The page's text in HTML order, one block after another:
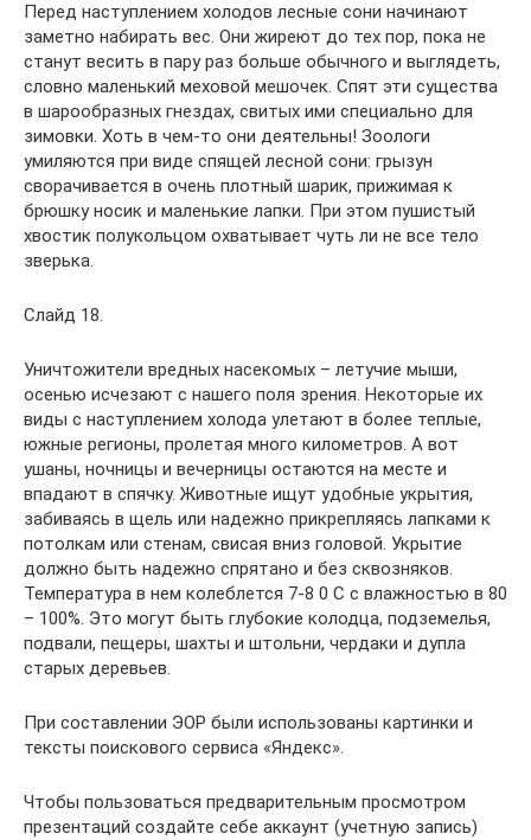
Перед наступлением холодов лесные сони начинают
заметно набирать вес. Они жиреют до тех пор, пока не
станут весить в пару раз больше обычного и выглядеть,
словно маленький меховой мешочек. Спят эти существа
в шарообразных гнездах, свитых ими специально для
зимовки. Хоть в чем-то они деятельны! Зоологи
умиляются при виде спящей лесной сони: грызун
сворачивается в очень плотный шарик, прижимая к
брюшку носик и маленькие лапки. При этом пушистый
хвостик полукольцом охватывает чуть ли не все тело
зверька.
Слайд 18.
Уничтожители вредных насекомых – летучие мыши,
осенью исчезают с нашего поля зрения. Некоторые их
виды с наступлением холода улетают в более теплые,
южные регионы, пролетая много километров. А вот
ушаны, ночницы и вечерницы остаются на месте и
впадают в спячку. Животные ищут удобные укрытия,
забиваясь в щель или надежно прикрепляясь лапками к
потолкам или стенам, свисая вниз головой. Укрытие
должно быть надежно спрятано и без сквозняков.
Температура в нем колеблется 7-8 0 С с влажностью в 80
– 100%. Это могут быть глубокие колодца, подземелья,
подвали, пещеры, шахты и штольни, чердаки и дупла
старых деревьев.
При составлении ЭОР были использованы картинки и
тексты поискового сервиса «Яндекс».
Чтобы пользоваться предварительным просмотром
презентаций создайте себе аккаунт (учетную запись)